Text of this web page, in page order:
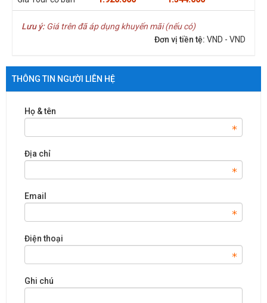
Lưu ý:Giá trên đã áp dụng khuyến mãi (nếu có)
Đơn vị tiền tệ: VND - VND
THÔNG TIN NGƯỜI LIÊN HỆ
Họ & tên
Địa chỉ
Email
Điện thoại
Ghi chú